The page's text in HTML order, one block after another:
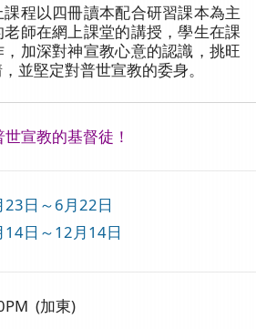
課程以四冊讀本配合研習課本為主
師在網上課堂的講授，學生在課
加深對神宣教心意的認識，挑旺
並堅定對普世宣教的委身。
宣教的基督徒！
23日～6月22日
14日～12月14日
(加東)